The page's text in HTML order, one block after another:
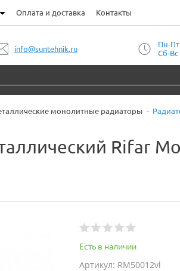
Оплата и доставка Контакты
info@suntehnik.ru Пн-Пт
Сб-Вс
монолитные радиаторы
Rifar
Есть в наличии
Артикул: RM50012vl